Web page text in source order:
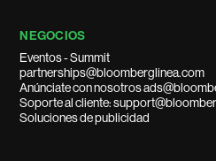
NEGOCIOS
Eventos - Summit
partnerships@bloomberglinea.com
Anúnciate con nosotros
Soporte al cliente:
Soluciones de publicidad